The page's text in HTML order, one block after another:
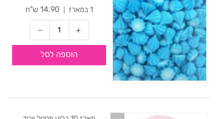
1 במארז
14.90 ש"ח
הוספה לסל